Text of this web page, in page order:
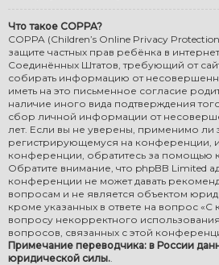
Что такое COPPA?
COPPA (Children’s Online Privacy
защите частных прав ребёнка в
Соединённых Штатов, требующий от
собирать информацию от
иметь на это письменное согласие
наличие иного вида подтверждения
сбор личной информации от
лет. Если вы не уверены, применимо ли
регистрирующемуся на конференции,
конференции, обратитесь за помощью
Обратите внимание, что phpBB Limited
конференции не может давать
вопросам и не является объектом
кроме указанных в ответе на вопрос «С
вопросу некорректного
вопросов, связанных с этой
Примечание переводчика: в России
юридической силы..